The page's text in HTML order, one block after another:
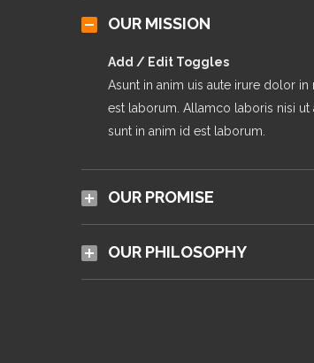
OUR MISSION
Add / Edit Toggles
Asunt in anim uis aute irure dolor
est laborum. Allamco laboris nisi
sunt in anim id est laborum.
OUR PROMISE
OUR PHILOSOPHY